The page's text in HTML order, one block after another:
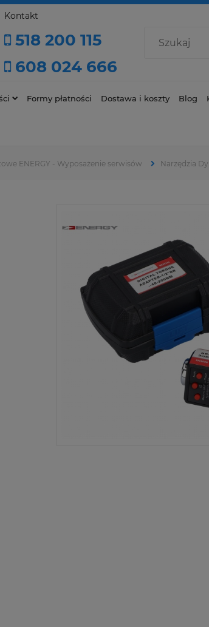
Kontakt
518 200 115
608 024 666
Formy płatności Dostawa i koszty Blog
ENERGY - Wyposażenie serwisów Narzędzia